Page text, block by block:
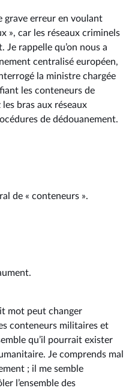
grave erreur en voulant
», car les réseaux criminels
rappelle qu’on nous a
centralisé européen,
la ministre chargée
les conteneurs de
bras aux réseaux
de dédouanement.
de « conteneurs ».
mot peut changer
conteneurs militaires et
qu’il pourrait exister
Je comprends mal
; il me semble
l’ensemble des